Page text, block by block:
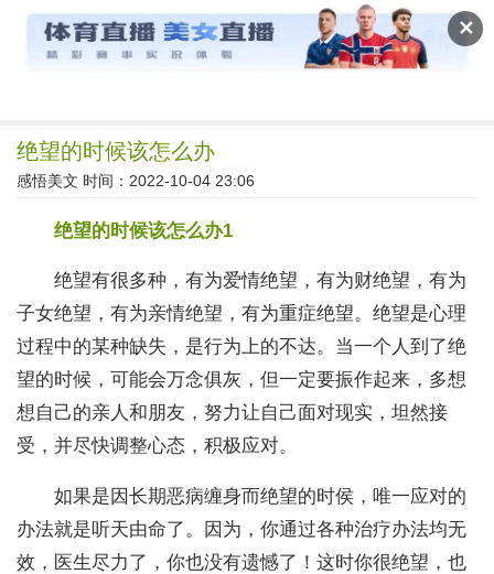
✕
读文斋
绝望的时候该怎么办
感悟美文 时间：2022-10-04 23:06
绝望的时候该怎么办1
绝望有很多种，有为爱情绝望，有为财绝望，有为
子女绝望，有为亲情绝望，有为重症绝望。绝望是心理
过程中的某种缺失，是行为上的不达。当一个人到了绝
望的时候，可能会万念俱灰，但一定要振作起来，多想
想自己的亲人和朋友，努力让自己面对现实，坦然接
受，并尽快调整心态，积极应对。
如果是因长期恶病缠身而绝望的时侯，唯一应对的
办法就是听天由命了。因为，你通过各种治疗办法均无
效，医生尽力了，你也没有遗憾了！这时你很绝望，也